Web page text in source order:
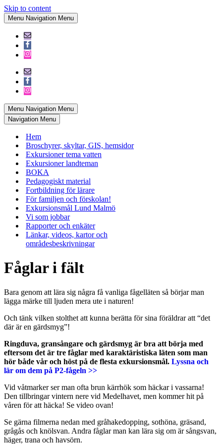
Skip to content
Menu Navigation Menu
Menu Navigation Menu
Navigation Menu
Hem
Broschyrer, skyltar, GIS, hemsidor
Exkursioner tema vatten
Exkursioner landteman
BOKA
Pedagogiskt material
Fortbildning för lärare
För familjen och förskolan!
Exkursionsmål Lund Malmö
Vi som jobbar
Rapporter och enkäter
Länkar, videos, kartor och
områdesbeskrivningar
Fåglar i fält
Bara genom att lära sig några få vanliga fågelläten så börjar man
lägga märke till ljuden mera ute i naturen!
Och tänk vilken stolthet att kunna berätta för sina föräldrar att “det
där är en gärdsmyg”!
Ringduva, gransångare och gärdsmyg är bra att börja med
eftersom det är tre fåglar med karaktäristiska läten som man
hör både vår och höst på de flesta exkursionsmål. Lyssna och
lär om dem på P2-fågeln >>
Vid våtmarker ser man ofta brun kärrhök som häckar i vassarna!
Den tillbringar vintern nere vid Medelhavet, men kommer hit på
våren för att häcka! Se video ovan!
Se gärna filmerna nedan med gråhakedopping, sothöna, gräsand,
grågås och knölsvan. Andra fåglar man kan lära sig om är sångsvan,
häger, trana och havsörn.